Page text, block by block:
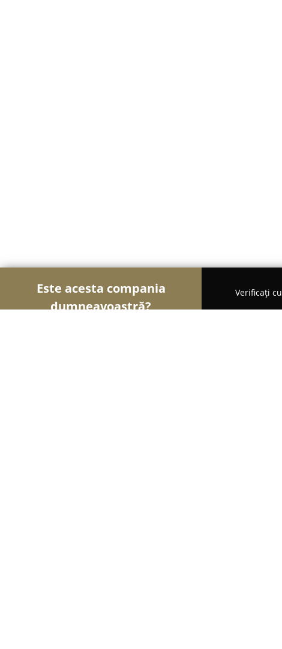
Este acesta compania
dumneavoastră?
Verificați